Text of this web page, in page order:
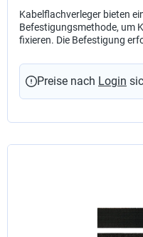
Kabelflachverleger bieten
Befestigungsmethode, um
fixieren. Die Befestigung
Preise nach Login